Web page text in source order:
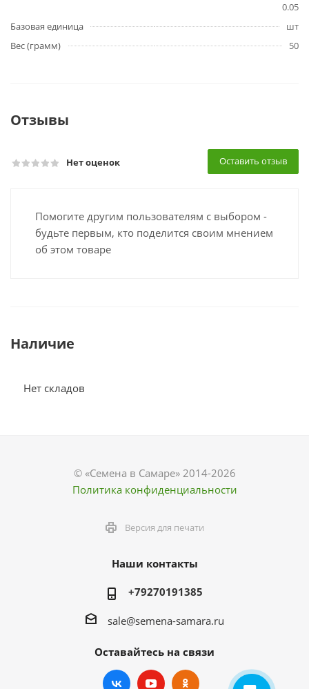
0.05
Базовая единица
шт
Вес (грамм)
50
Отзывы
Нет оценок Оставить отзыв
Помогите другим пользователям с выбором -
будьте первым, кто поделится своим мнением
об этом товаре
Наличие
Нет складов
© «Семена в Самаре» 2014-2026
Политика конфиденциальности
Версия для печати
Наши контакты
+79270191385
sale@semena-samara.ru
Оставайтесь на связи